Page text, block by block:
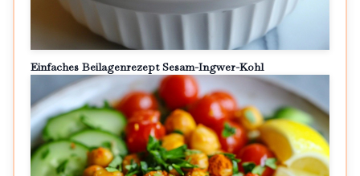
Einfaches Beilagenrezept Sesam-Ingwer-Kohl